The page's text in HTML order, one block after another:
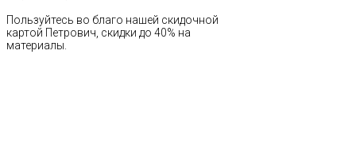
Пользуйтесь во благо нашей скидочной
картой Петрович, скидки до 40% на
материалы.